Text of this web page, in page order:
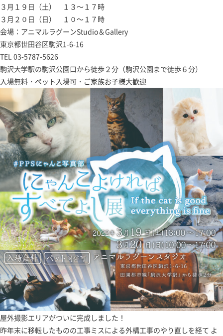
３月１９日（土） １３～１７時
３月２０日（日） １０～１７時
会場：アニマルラグーンStudio＆Gallery
東京都世田谷区駒沢1-6-16
TEL 03-5787-5626
駒沢大学駅の駒沢公園口から徒歩２分（駒沢公園まで徒歩６分）
入場無料・ペット入場可・ご家族お子様大歓迎
屋外撮影エリアがついに完成しました！
昨年末に移転したものの工事ミスによる外構工事のやり直しを経て よ